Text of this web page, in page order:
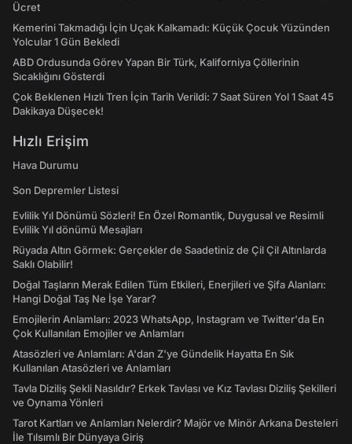
Ücret
Kemerini Takmadığı İçin Uçak Kalkamadı: Küçük Çocuk Yüzünden
Yolcular 1 Gün Bekledi
ABD Ordusunda Görev Yapan Bir Türk, Kaliforniya Çöllerinin
Sıcaklığını Gösterdi
Çok Beklenen Hızlı Tren İçin Tarih Verildi: 7 Saat Süren Yol 1 Saat 45
Dakikaya Düşecek!
Hızlı Erişim
Hava Durumu
Son Depremler Listesi
Evlilik Yıl Dönümü Sözleri! En Özel Romantik, Duygusal ve Resimli
Evlilik Yıl dönümü Mesajları
Rüyada Altın Görmek: Gerçekler de Saadetiniz de Çil Çil Altınlarda
Saklı Olabilir!
Doğal Taşların Merak Edilen Tüm Etkileri, Enerjileri ve Şifa Alanları:
Hangi Doğal Taş Ne İşe Yarar?
Emojilerin Anlamları: 2023 WhatsApp, Instagram ve Twitter'da En
Çok Kullanılan Emojiler ve Anlamları
Atasözleri ve Anlamları: A'dan Z'ye Gündelik Hayatta En Sık
Kullanılan Atasözleri ve Anlamları
Tavla Diziliş Şekli Nasıldır? Erkek Tavlası ve Kız Tavlası Diziliş Şekilleri
ve Oynama Yönleri
Tarot Kartları ve Anlamları Nelerdir? Majör ve Minör Arkana Desteleri
İle Tılsımlı Bir Dünyaya Giriş